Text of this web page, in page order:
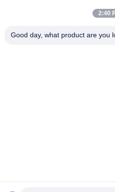
cipta © 2016-2026 Shanghai
2:40
Good day, what product are you